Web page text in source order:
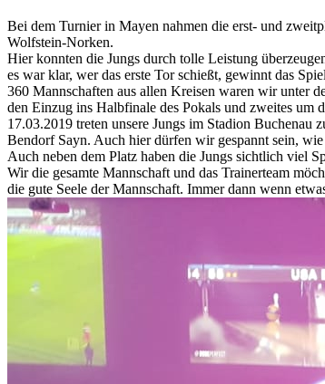
Bei dem Turnier in Mayen nahmen die erst- und
Wolfstein-Norken.
Hier konnten die Jungs durch tolle Leistung
es war klar, wer das erste Tor schießt, gewinnt das
360 Mannschaften aus allen Kreisen waren wir unter
den Einzug ins Halbfinale des Pokals und zweites um
17.03.2019 treten unsere Jungs im Stadion
Bendorf Sayn. Auch hier dürfen wir gespannt sein, wie
Auch neben dem Platz haben die Jungs sichtlich viel
Wir die gesamte Mannschaft und das Trainerteam
die gute Seele der Mannschaft. Immer dann wenn